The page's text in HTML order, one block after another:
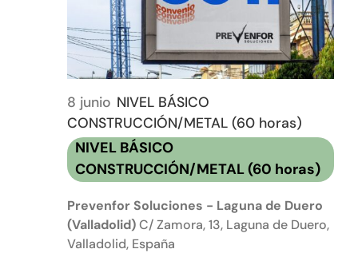
8 junio NIVEL BÁSICO
CONSTRUCCIÓN/METAL (60 horas)
NIVEL BÁSICO
CONSTRUCCIÓN/METAL (60 horas)
Prevenfor Soluciones - Laguna de Duero
(Valladolid)C/ Zamora, 13, Laguna de Duero,
Valladolid, España